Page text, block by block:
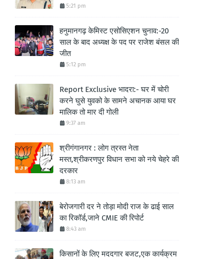
5:21 pm
हनुमानगढ़ केमिस्ट एसोसिएशन चुनाव:-20
साल के बाद अध्यक्ष के पद पर राजेश बंसल की
जीत
5:12 pm
Report Exclusive भादरा:- घर में चोरी
करने घुसे युवको के सामने अचानक आया घर
मालिक तो मार दी गोली
9:37 am
श्रीगंगानगर : लोग त्रस्त नेता
मस्त,श्रीकरणपुर विधान सभा को नये चेहरे की
दरकार
8:13 am
बेरोजगारी दर ने तोड़ा मोदी राज के ढाई साल
का रिकॉर्ड,जाने CMIE की रिपोर्ट
8:43 am
किसानों के लिए मददगार बजट,एक कार्यक्रम